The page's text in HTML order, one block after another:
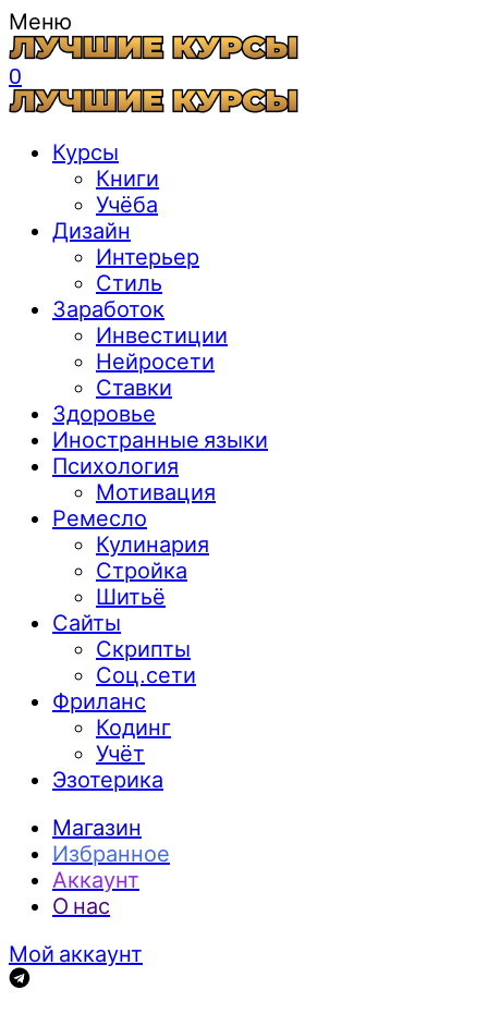
Меню
0
Курсы
Книги
Учёба
Дизайн
Интерьер
Стиль
Заработок
Инвестиции
Нейросети
Ставки
Здоровье
Иностранные языки
Психология
Мотивация
Ремесло
Кулинария
Стройка
Шитьё
Сайты
Скрипты
Соц.сети
Фриланс
Кодинг
Учёт
Эзотерика
Магазин
Избранное
Аккаунт
О нас
Мой аккаунт